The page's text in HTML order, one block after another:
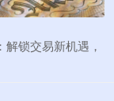
锁交易新机遇，